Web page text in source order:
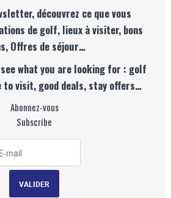
découvrez ce que vous
de golf, lieux à visiter, bons
Offres de séjour…
what you are looking for : golf
visit, good deals, stay offers…
Abonnez-vous
Subscribe